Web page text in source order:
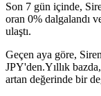
USDC Vadeli
Son 7 gün içinde,
oran 0% dalgalandı
ulaştı.
Geçen aya göre,
JPY'den.Yıllık
artan değerinde bir